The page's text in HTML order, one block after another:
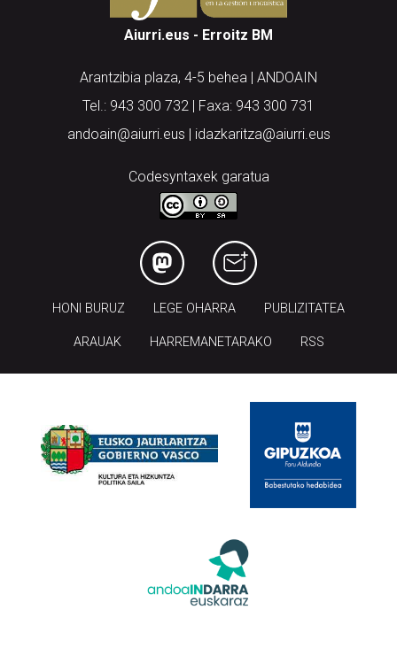
Aiurri.eus - Erroitz BM
Arantzibia plaza, 4-5 behea | ANDOAIN
Tel.: 943 300 732 | Faxa: 943 300 731
andoain@aiurri.eus | idazkaritza@aiurri.eus
Codesyntaxek garatua
HONI BURUZ LEGE OHARRA PUBLIZITATEA
ARAUAK HARREMANETARAKO RSS